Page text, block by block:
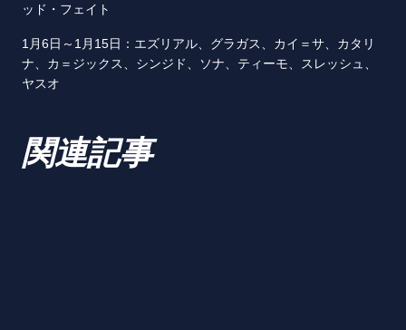
ッド・フェイト
1月6日～1月15日：エズリアル、グラガス、カイ＝サ、カタリ
ナ、カ＝ジックス、シンジド、ソナ、ティーモ、スレッシュ、
ヤスオ
関連記事